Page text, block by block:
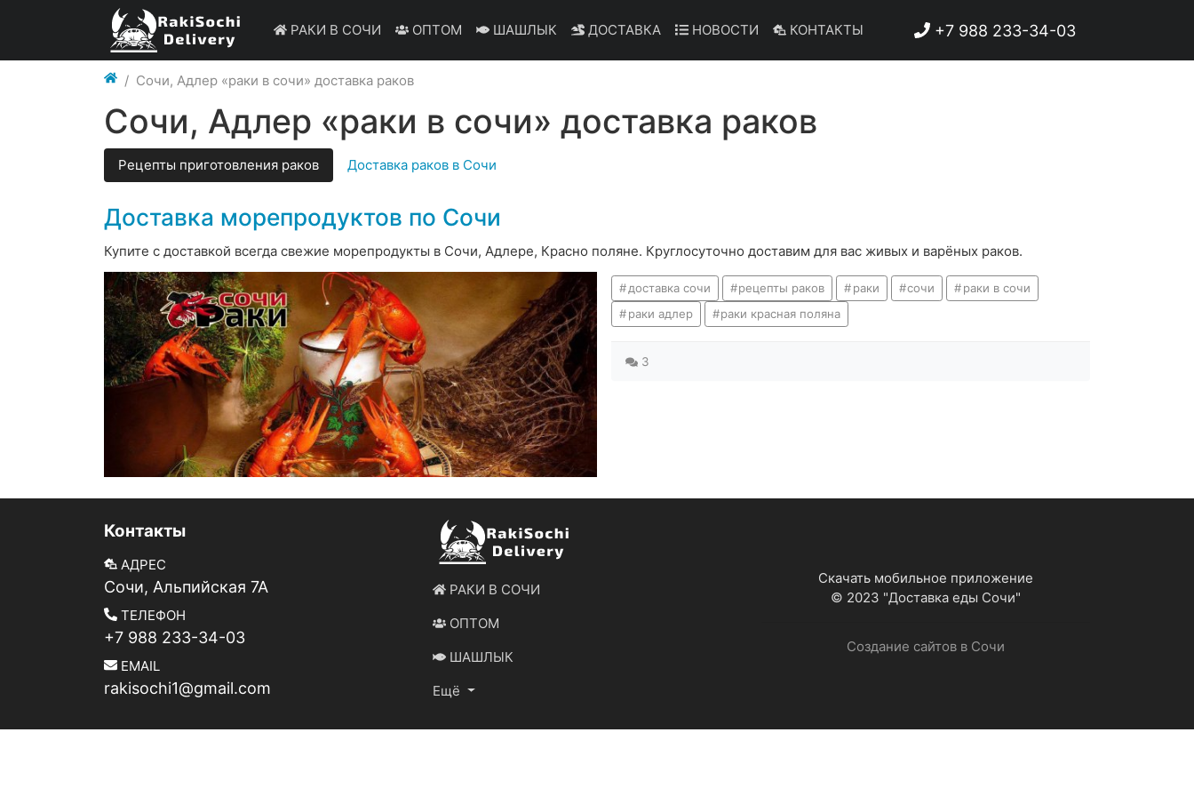
РАКИ В СОЧИ ОПТОМ ШАШЛЫК ДОСТАВКА НОВОСТИ КОНТАКТЫ +7 988 233-34-03
Сочи, Адлер «раки в сочи» доставка раков
Сочи, Адлер «раки в сочи» доставка раков
Рецепты приготовления раков Доставка раков в Сочи
Доставка морепродуктов по Сочи
Купите с доставкой всегда свежие морепродукты в Сочи, Адлере, Красно поляне. Круглосуточно доставим для вас живых и варёных раков.
доставка сочи рецепты раков раки сочи
раки в сочи
раки адлер
раки красная поляна
3
Контакты
АДРЕС
Сочи, Альпийская 7А
ТЕЛЕФОН
+7 988 233-34-03
EMAIL
rakisochi1@gmail.com
РАКИ В СОЧИ
ОПТОМ
ШАШЛЫК
Ещё
Скачать мобильное приложение
© 2023 "Доставка еды Сочи"
Создание сайтов в Сочи